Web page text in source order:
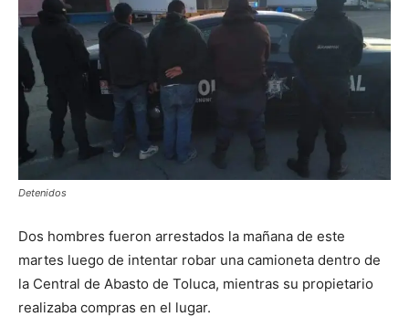
Detenidos
Dos hombres fueron arrestados la mañana de este
martes luego de intentar robar una camioneta dentro de
la Central de Abasto de Toluca, mientras su propietario
realizaba compras en el lugar.